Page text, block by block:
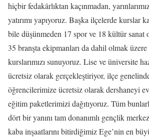
hiçbir fedakârlıktan kaçınmadan,
yatırımı yapıyoruz. Başka ilçelerde kurslar
bile düşünmeden 17 spor ve 18 kültür sanat
35 branşta ekipmanları da dahil olmak
kurslarımızı sunuyoruz. Lise ve üniversite
ücretsiz olarak gerçekleştiriyor, ilçe
öğrencilerimize ücretsiz olarak dershaneyi
eğitim paketlerimizi dağıtıyoruz. Tüm
dört bir yanını tam donanımlı gençlik
kaba inşaatlarını bitirdiğimiz Ege’nin en